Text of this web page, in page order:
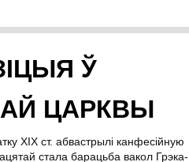
Ў
ЦАРКВЫ
ХІХ ст. абвастрылі канфесійную
стала барацьба вакол Грэка-